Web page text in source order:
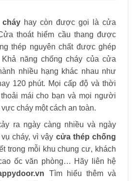
hay còn được gọi là cửa
thoát hiểm cầu thang được
thép nguyên chất được ghép
năng chống cháy của cửa
nhiều hạng khác nhau như
120 phút. Mọi cấp độ và thời
mái cho bạn và mọi người
cháy một cách an toàn.
ra ngày càng nhiều và ngày
cháy, vì vậy cửa thép chống
trong mỗi khu chung cư, khách
ốc văn phòng… Hãy liên hệ
Tìm hiểu thêm và